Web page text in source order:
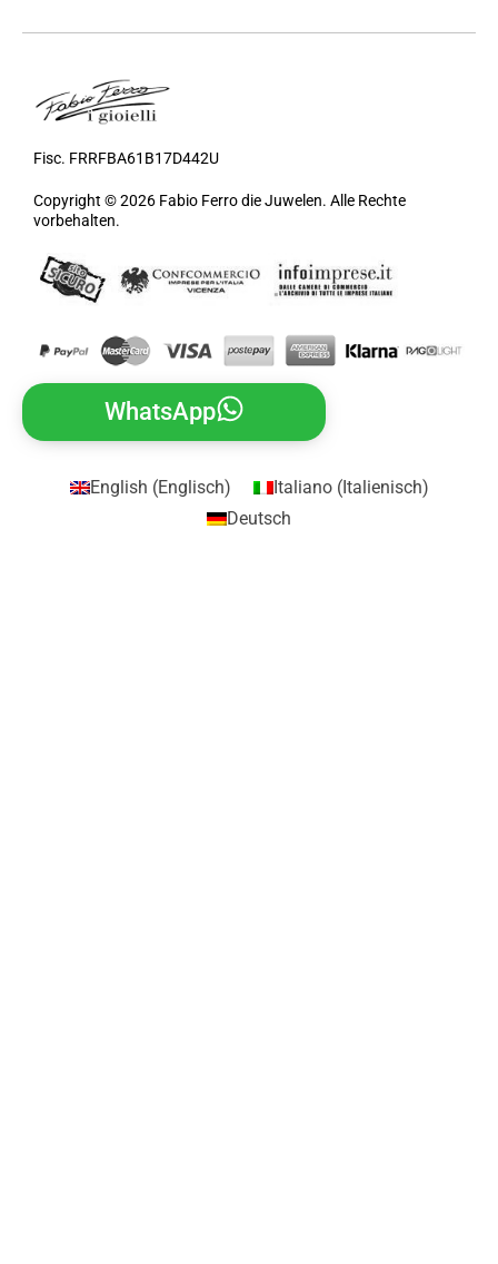
Fisc. FRRFBA61B17D442U
Copyright © 2026 Fabio Ferro die Juwelen. Alle Rechte
vorbehalten.
WhatsApp
English (Englisch) Italiano(Italienisch)
Deutsch